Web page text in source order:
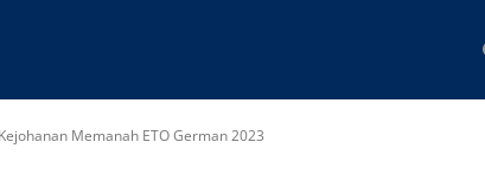
Memanah ETO German 2023